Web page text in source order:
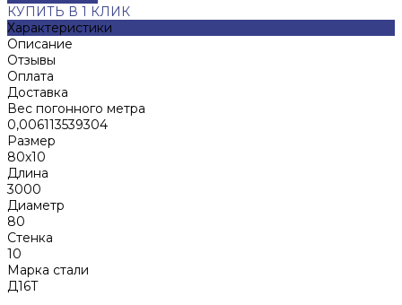
КУПИТЬ В 1 КЛИК
Характеристики
Описание
Отзывы
Оплата
Доставка
Вес погонного метра
0,006113539304
Размер
80х10
Длина
3000
Диаметр
80
Стенка
10
Марка стали
Д16Т